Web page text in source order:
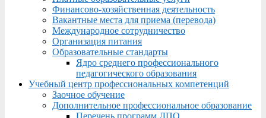
Финансово-хозяйственная деятельность
Вакантные места для приема (перевода)
Международное сотрудничество
Организация питания
Образовательные стандарты
Ядро среднего профессионального
педагогического образования
Учебный центр профессиональных компетенций
Заочное обучение
Дополнительное профессиональное образование
Перечень программ ДПО